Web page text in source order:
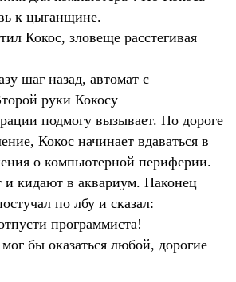
к цыганщине.
Кокос, зловеще расстегивая
шаг назад, автомат с
руки Кокосу
подмогу вызывает. По дороге
Кокос начинает вдаваться в
о компьютерной периферии.
кидают в аквариум. Наконец
по лбу и сказал:
программиста!
бы оказаться любой, дорогие